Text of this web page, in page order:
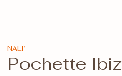
NALI’
Pochette